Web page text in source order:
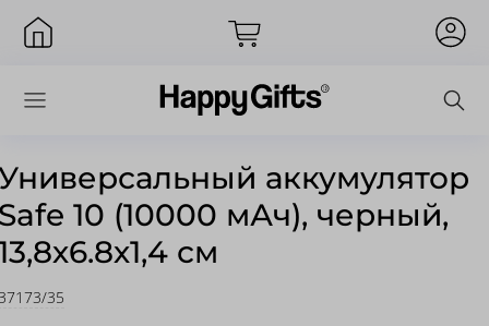
аккумулятор
10 (10000 мАч), черный,
см
35
Вход